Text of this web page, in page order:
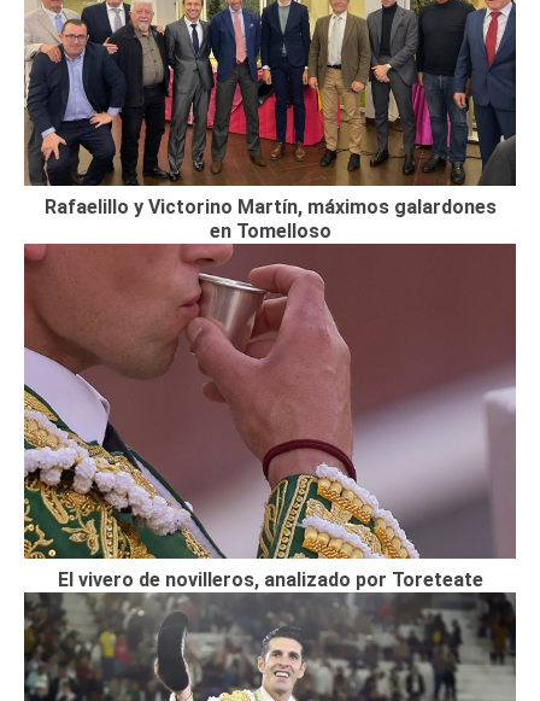
Rafaelillo y Victorino Martín, máximos galardones
en Tomelloso
El vivero de novilleros, analizado por Toreteate